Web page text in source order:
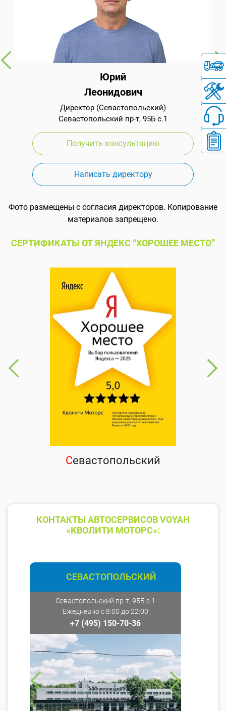
Юрий
Леонидович
Директор (Севастопольский)
Севастопольский пр-т, 95Б с.1
Получить консультацию
Написать директору
Фото размещены с согласия директоров. Копирование
материалов запрещено.
СЕРТИФИКАТЫ ОТ ЯНДЕКС “ХОРОШЕЕ МЕСТО”
Севастопольский
КОНТАКТЫ АВТОСЕРВИСОВ VOYAH
«КВОЛИТИ МОТОРС»:
СЕВАСТОПОЛЬСКИЙ
Севастопольский пр-т, 95Б с.1
Ежедневно с 8:00 до 22:00
+7 (495) 150-70-36